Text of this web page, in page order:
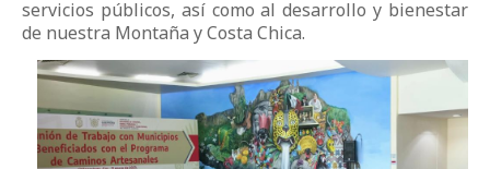
servicios públicos, así como al desarrollo y bienestar
de nuestra Montaña y Costa Chica.